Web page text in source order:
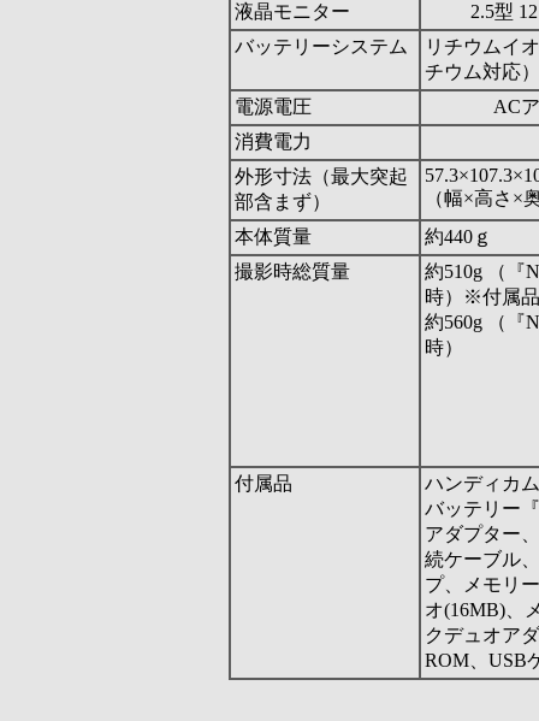
液晶モニター
2.5型
バッテリーシステム
リチウムイ
チウム対応
電源電圧
AC
消費電力
外形寸法（最大突起
部含まず）
（幅×高さ×
本体質量
約440ｇ
撮影時総質量
約510g （『
時）※付属品
約560g （『
時）
付属品
ハンディカ
バッテリー
アダプター
続ケーブル
プ、メモリ
オ(16MB)、
クデュオア
ROM、USB